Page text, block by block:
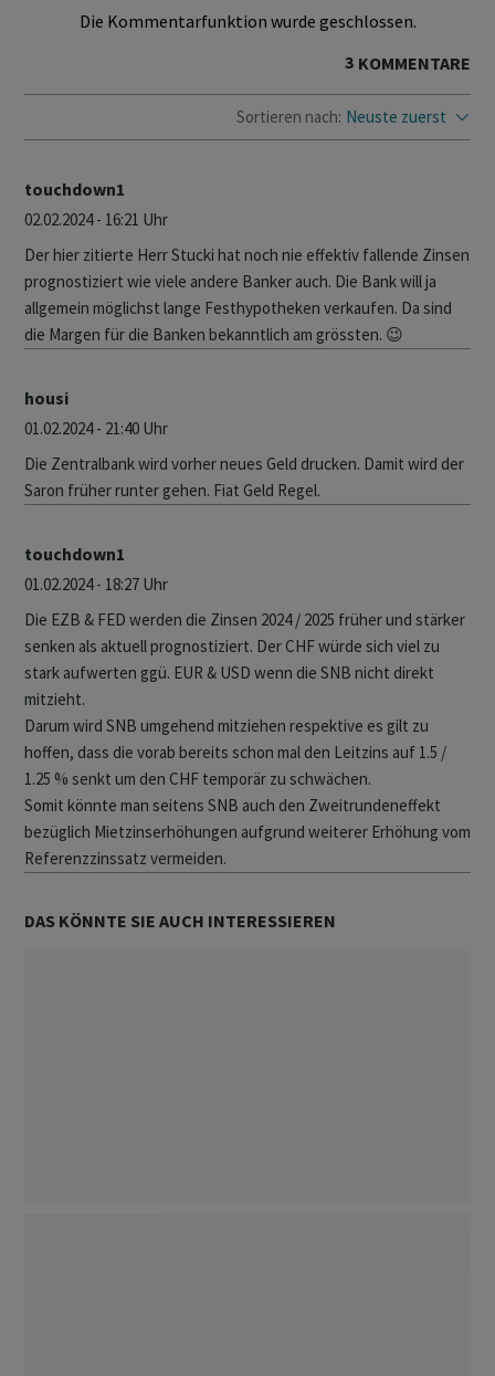
Die Kommentarfunktion wurde geschlossen.
3 KOMMENTARE
Sortieren nach: Neuste zuerst
touchdown1
02.02.2024 - 16:21 Uhr
Der hier zitierte Herr Stucki hat noch nie effektiv fallende Zinsen
prognostiziert wie viele andere Banker auch. Die Bank will ja
allgemein möglichst lange Festhypotheken verkaufen. Da sind
die Margen für die Banken bekanntlich am grössten. 😉
housi
01.02.2024 - 21:40 Uhr
Die Zentralbank wird vorher neues Geld drucken. Damit wird der
Saron früher runter gehen. Fiat Geld Regel.
touchdown1
01.02.2024 - 18:27 Uhr
Die EZB & FED werden die Zinsen 2024 / 2025 früher und stärker
senken als aktuell prognostiziert. Der CHF würde sich viel zu
stark aufwerten ggü. EUR & USD wenn die SNB nicht direkt
mitzieht.
Darum wird SNB umgehend mitziehen respektive es gilt zu
hoffen, dass die vorab bereits schon mal den Leitzins auf 1.5 /
1.25 % senkt um den CHF temporär zu schwächen.
Somit könnte man seitens SNB auch den Zweitrundeneffekt
bezüglich Mietzinserhöhungen aufgrund weiterer Erhöhung vom
Referenzzinssatz vermeiden.
DAS KÖNNTE SIE AUCH INTERESSIEREN